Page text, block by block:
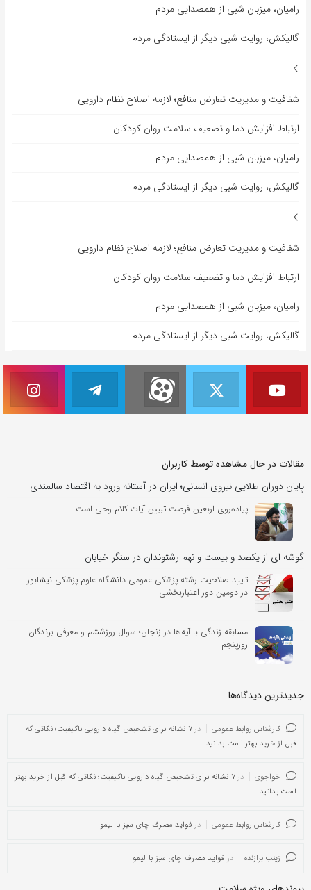
رامیان، میزبان شبی از همصدایی مردم
گالیکش، روایت شبی دیگر از ایستادگی مردم
شفافیت و مدیریت تعارض منافع؛ لازمه اصلاح نظام دارویی
ارتباط افزایش دما و تضعیف سلامت روان کودکان
رامیان، میزبان شبی از همصدایی مردم
گالیکش، روایت شبی دیگر از ایستادگی مردم
شفافیت و مدیریت تعارض منافع؛ لازمه اصلاح نظام دارویی
ارتباط افزایش دما و تضعیف سلامت روان کودکان
رامیان، میزبان شبی از همصدایی مردم
گالیکش، روایت شبی دیگر از ایستادگی مردم
مقالات در حال مشاهده توسط کاربران
پایان دوران طلایی نیروی انسانی؛ ایران در آستانه ورود به اقتصاد سالمندی
پیاده‌روی اربعین فرصت تبیین آیات کلام وحی است
گوشه ای از یکصد و بیست و نهم رشتوندان در سنگر خیابان
تایید صلاحیت رشته پزشکی عمومی دانشگاه علوم پزشکی نیشابور
در دومین دور اعتباربخشی
مسابقه زندگی با آیه‌ها در زنجان؛ سوال روزششم و معرفی برندگان
روزپنجم
جدیدترین دیدگاه‌‌ها
کارشناس روابط عمومی در
۷ نشانه برای تشخیص گیاه دارویی باکیفیت؛ نکاتی که
قبل از خرید بهتر است بدانید
خواجوی در
۷ نشانه برای تشخیص گیاه دارویی باکیفیت؛ نکاتی که قبل از خرید بهتر
است بدانید
کارشناس روابط عمومی در فواید مصرف چای سبز با لیمو
زینب برازنده در فواید مصرف چای سبز با لیمو